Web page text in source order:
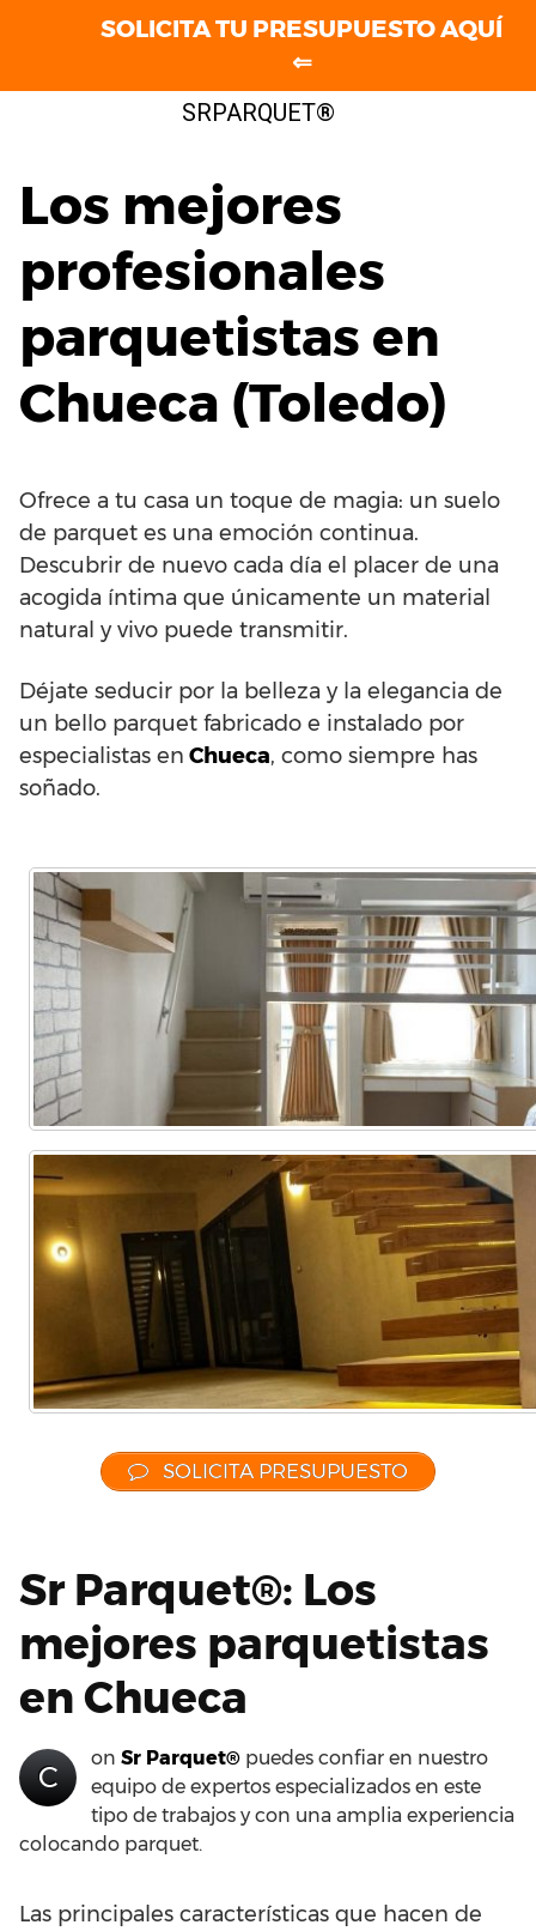
SRPARQUET®
Los mejores
profesionales
parquetistas en
Chueca (Toledo)
Ofrece a tu casa un toque de magia: un suelo
de parquet es una emoción continua.
Descubrir de nuevo cada día el placer de una
acogida íntima que únicamente un material
natural y vivo puede transmitir.
Déjate seducir por la belleza y la elegancia de
un bello parquet fabricado e instalado por
especialistas en Chueca, como siempre has
soñado.
SOLICITA PRESUPUESTO
Sr Parquet®: Los
mejores parquetistas
en Chueca
C
on Sr Parquet® puedes confiar en nuestro
equipo de expertos especializados en este
tipo de trabajos y con una amplia experiencia
colocando parquet.
Las principales características que hacen de
SOLICITA TU PRESUPUESTO AQUÍ
⇐